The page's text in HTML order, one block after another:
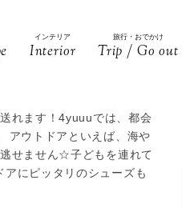
インテリア
Interior
旅行・おでかけ
Trip / Go out
れます！4yuuuでは、都会
アウトドアといえば、海や
せません☆子どもを連れて
にピッタリのシューズも